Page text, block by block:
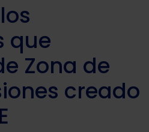
que
Zona de
creado